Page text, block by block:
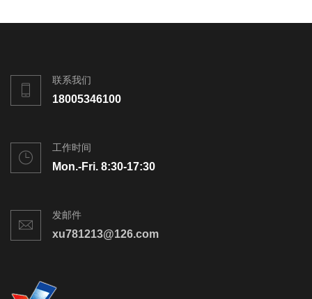
联系我们
18005346100
工作时间
Mon.-Fri. 8:30-17:30
发邮件
xu781213@126.com